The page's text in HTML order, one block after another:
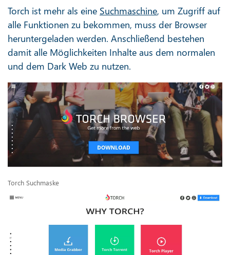
Torch ist mehr als eine Suchmaschine, um Zugriff auf
alle Funktionen zu bekommen, muss der Browser
heruntergeladen werden. Anschließend bestehen
damit alle Möglichkeiten Inhalte aus dem normalen
und dem Dark Web zu nutzen.
Torch Suchmaske